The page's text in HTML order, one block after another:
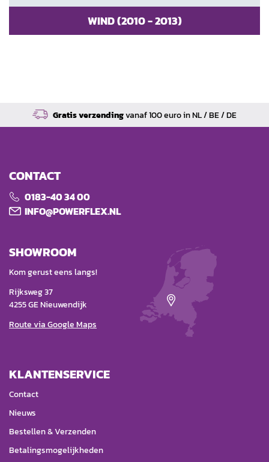
WIND (2010 - 2013)
Gratis verzendingvanaf 100 euro in NL / BE / DE
CONTACT
0183-40 34 00
INFO@POWERFLEX.NL
SHOWROOM
Kom gerust eens langs!
Rijksweg 37
4255 GE Nieuwendijk
Route via Google Maps
KLANTENSERVICE
Contact
Nieuws
Bestellen & Verzenden
Betalingsmogelijkheden